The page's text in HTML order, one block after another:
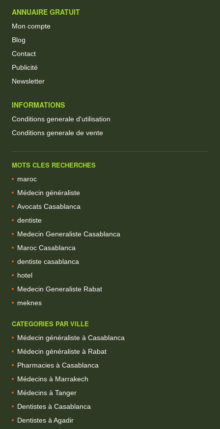
ANNUAIRE GRATUIT
Mon compte
Blog
Contact
Publicité
Newsletter
INFORMATIONS
Conditions generale d'utilisation
Conditions generale de vente
MOTS CLES RECHERCHES
maroc
Médecin généraliste
Avocats Casablanca
dentiste
Medecin Generaliste Casablanca
Maroc Casablanca
dentiste casablanca
hotel
Medecin Generaliste Rabat
meknes
CATEGORIES PAR VILLE
Médecin généraliste à Casablanca
Médecin généraliste à Rabat
Pharmacies à Casablanca
Médecins à Marrakech
Médecins à Tanger
Dentistes à Casablanca
Dentistes à Agadir